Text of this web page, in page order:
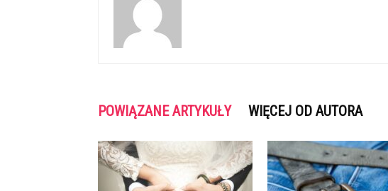
POWIĄZANE ARTYKUŁY WIĘCEJ OD AUTORA